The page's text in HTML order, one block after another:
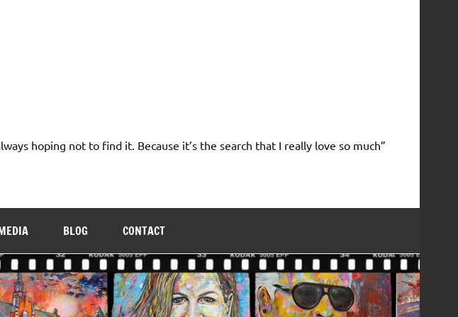
hoping not to find it. Because it’s the search that I really love so much”
BLOG CONTACT